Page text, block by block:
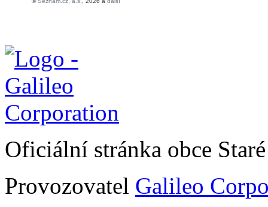
Oficiální stránka obce
Provozovatel Galileo